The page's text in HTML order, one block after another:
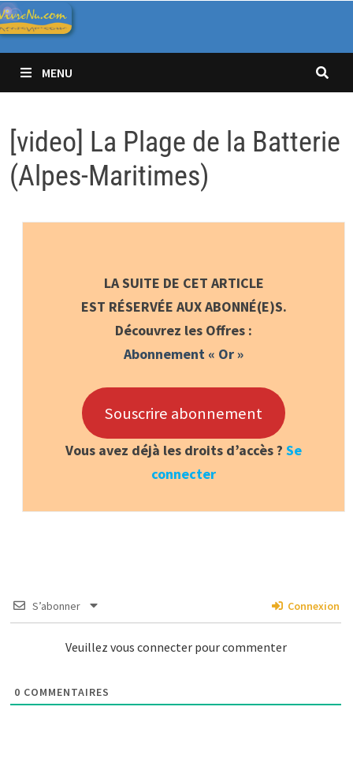
Passer
au
contenu
MENU
[video] La Plage de la Batterie
(Alpes-Maritimes)
LA SUITE DE CET ARTICLE
EST RÉSERVÉE AUX ABONNÉ(E)S.
Découvrez les Offres :
Abonnement « Or »
Souscrire abonnement
Vous avez déjà les droits d’accès ? Se
connecter
S’abonner Connexion
Veuillez vous connecter pour commenter
0 COMMENTAIRES